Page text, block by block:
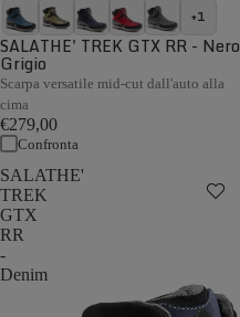
+1
SALATHE' TREK GTX RR - Nero
Grigio
Scarpa versatile mid-cut dall'auto alla
cima
€279,00
Confronta
SALATHE'
TREK
GTX
RR
-
Denim